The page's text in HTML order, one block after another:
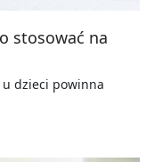
stosować na
u dzieci powinna